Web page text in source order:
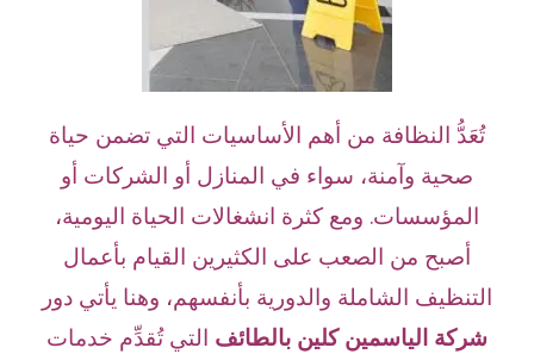
تُعَدُّ النظافة من أهم الأساسيات التي تضمن حياة
صحية وآمنة، سواء في المنازل أو الشركات أو
المؤسسات. ومع كثرة انشغالات الحياة اليومية،
أصبح من الصعب على الكثيرين القيام بأعمال
التنظيف الشاملة والدورية بأنفسهم، وهنا يأتي دور
شركة الياسمين كلين بالطائف التي تُقدِّم خدمات